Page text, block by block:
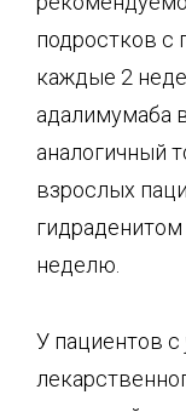
подростков с
каждые 2
адалимумаба
аналогичный
взрослых
неделю.
У пациентов с